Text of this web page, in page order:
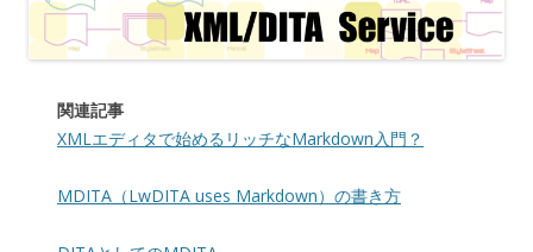
関連記事
XMLエディタで始めるリッチなMarkdown入門？
MDITA（LwDITA uses Markdown）の書き方